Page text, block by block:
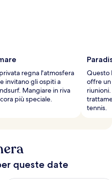
t
o
r
i
regna l'atmosfera
invitano gli ospiti a
Mangiare in riva
più speciale.
Questo
offre un
tennis.
queste date